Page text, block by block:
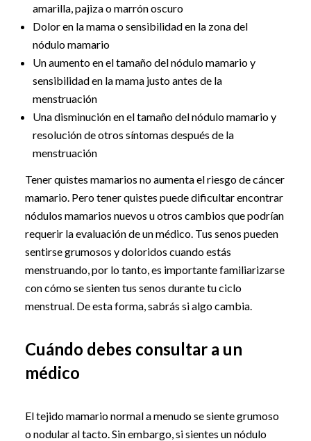
amarilla, pajiza o marrón oscuro
Dolor en la mama o sensibilidad en la zona del
nódulo mamario
Un aumento en el tamaño del nódulo mamario y
sensibilidad en la mama justo antes de la
menstruación
Una disminución en el tamaño del nódulo mamario y
resolución de otros síntomas después de la
menstruación
Tener quistes mamarios no aumenta el riesgo de cáncer
mamario. Pero tener quistes puede dificultar encontrar
nódulos mamarios nuevos u otros cambios que podrían
requerir la evaluación de un médico. Tus senos pueden
sentirse grumosos y doloridos cuando estás
menstruando, por lo tanto, es importante familiarizarse
con cómo se sienten tus senos durante tu ciclo
menstrual. De esta forma, sabrás si algo cambia.
Cuándo debes consultar a un
médico
El tejido mamario normal a menudo se siente grumoso
o nodular al tacto. Sin embargo, si sientes un nódulo